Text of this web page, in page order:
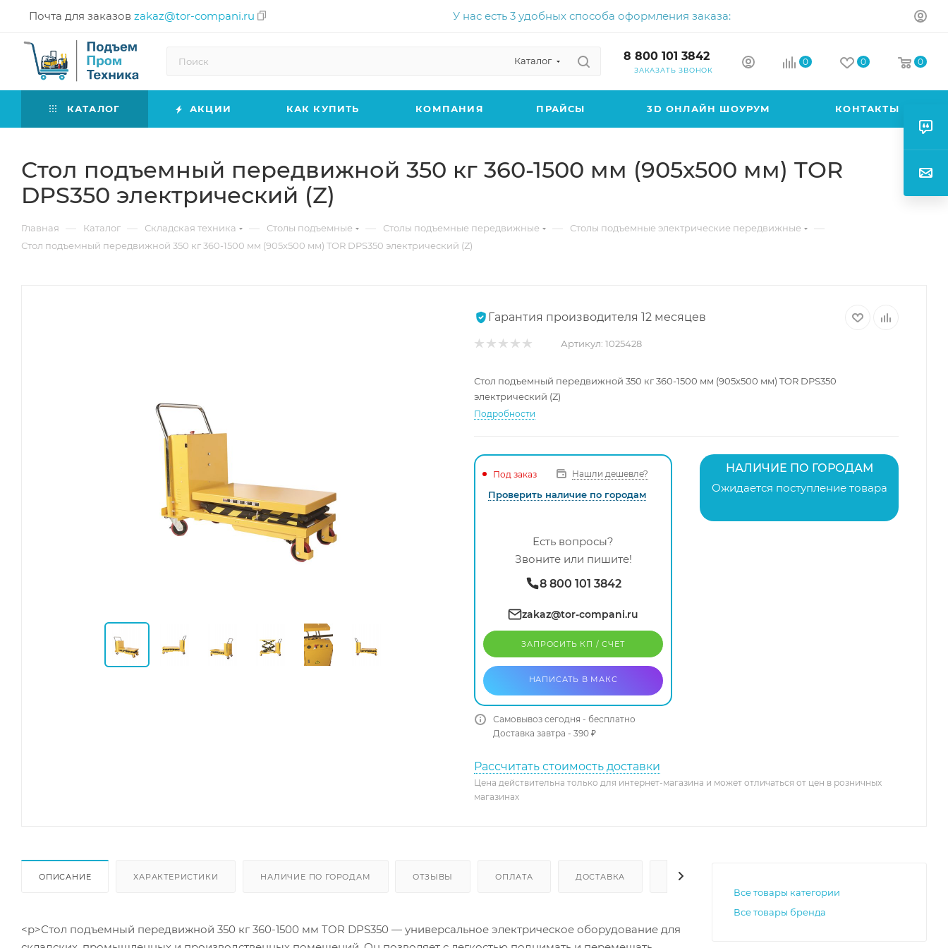
Почта для заказов zakaz@tor-compani.ru У нас есть 3 удобных способа оформления заказа:
Каталог 8 800 101 3842
ЗАКАЗАТЬ ЗВОНОК
0 0 0
КАТАЛОГ АКЦИИ КАК КУПИТЬ КОМПАНИЯ ПРАЙСЫ 3D ОНЛАЙН ШОУРУМ КОНТАКТЫ
Стол подъемный передвижной 350 кг 360-1500 мм (905х500 мм) TOR
DPS350 электрический (Z)
Главная — Каталог — Складская техника — Столы подъемные — Столы подъемные передвижные — Столы подъемные электрические передвижные —
Стол подъемный передвижной 350 кг 360-1500 мм (905х500 мм) TOR DPS350 электрический (Z)
Гарантия производителя 12 месяцев
Артикул: 1025428
Стол подъемный передвижной 350 кг 360-1500 мм (905х500 мм) TOR DPS350
электрический (Z)
Подробности
Под заказ Нашли дешевле?
Проверить наличие по городам
Есть вопросы?
Звоните или пишите!
8 800 101 3842
zakaz@tor-compani.ru
ЗАПРОСИТЬ КП / CЧЕТ
НАПИСАТЬ В МАКС
Самовывоз сегодня - бесплатно
Доставка завтра - 390 ₽
НАЛИЧИЕ ПО ГОРОДАМ
Ожидается поступление товара
Рассчитать стоимость доставки
Цена действительна только для интернет-магазина и может отличаться от цен в розничных
магазинах
ОПИСАНИЕ ХАРАКТЕРИСТИКИ НАЛИЧИЕ ПО ГОРОДАМ ОТЗЫВЫ ОПЛАТА ДОСТАВКА ГАРАНТИЯ И СЕРВИС
<p>Стол подъемный передвижной 350 кг 360-1500 мм TOR DPS350 — универсальное электрическое оборудование для
Все товары категории
Все товары бренда